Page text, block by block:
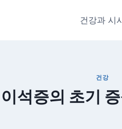
건강과 시
건강
이석증의 초기